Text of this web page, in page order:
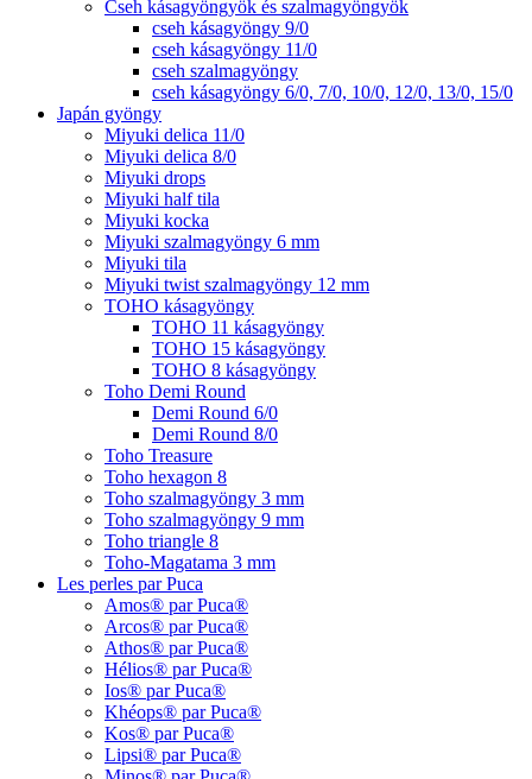
Cseh kásagyöngyök és szalmagyöngyök
cseh kásagyöngy 9/0
cseh kásagyöngy 11/0
cseh szalmagyöngy
cseh kásagyöngy 6/0, 7/0, 10/0, 12/0, 13/0, 15/0
Japán gyöngy
Miyuki delica 11/0
Miyuki delica 8/0
Miyuki drops
Miyuki half tila
Miyuki kocka
Miyuki szalmagyöngy 6 mm
Miyuki tila
Miyuki twist szalmagyöngy 12 mm
TOHO kásagyöngy
TOHO 11 kásagyöngy
TOHO 15 kásagyöngy
TOHO 8 kásagyöngy
Toho Demi Round
Demi Round 6/0
Demi Round 8/0
Toho Treasure
Toho hexagon 8
Toho szalmagyöngy 3 mm
Toho szalmagyöngy 9 mm
Toho triangle 8
Toho-Magatama 3 mm
Les perles par Puca
Amos® par Puca®
Arcos® par Puca®
Athos® par Puca®
Hélios® par Puca®
Ios® par Puca®
Khéops® par Puca®
Kos® par Puca®
Lipsi® par Puca®